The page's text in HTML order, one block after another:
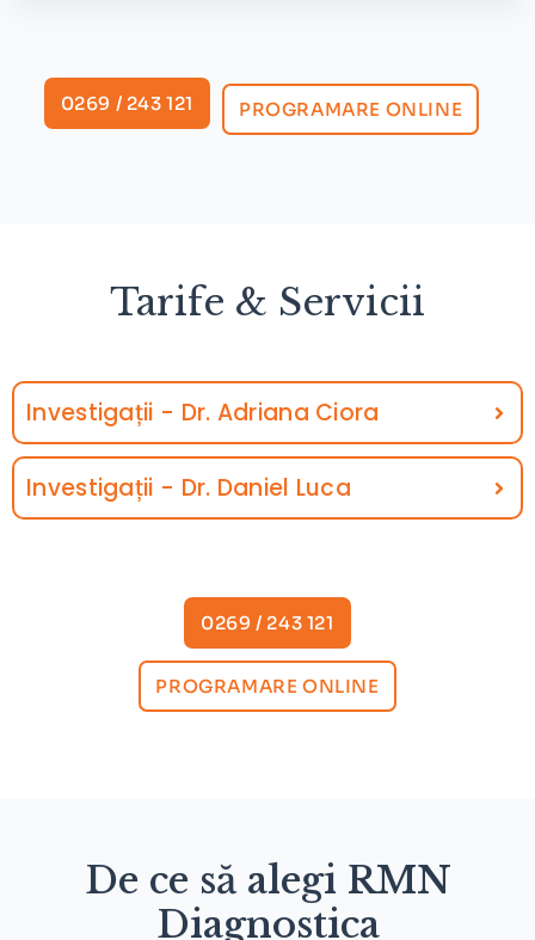
0269 / 243 121 PROGRAMARE ONLINE
Tarife & Servicii
Investigații - Dr. Adriana Ciora
Investigații - Dr. Daniel Luca
0269 / 243 121
PROGRAMARE ONLINE
De ce să alegi RMN
Diagnostica